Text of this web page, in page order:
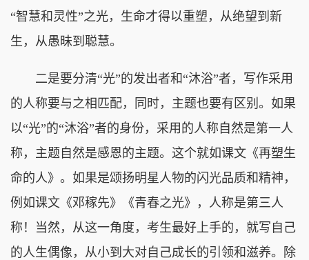
“智慧和灵性”之光，生命才得以重塑，从绝望到新
生，从愚昧到聪慧。
二是要分清“光”的发出者和“沐浴”者，写作采用
的人称要与之相匹配，同时，主题也要有区别。如果
以“光”的“沐浴”者的身份，采用的人称自然是第一人
称，主题自然是感恩的主题。这个就如课文《再塑生
命的人》。如果是颂扬明星人物的闪光品质和精神，
例如课文《邓稼先》《青春之光》，人称是第三人
称！当然，从这一角度，考生最好上手的，就写自己
的人生偶像，从小到大对自己成长的引领和滋养。除